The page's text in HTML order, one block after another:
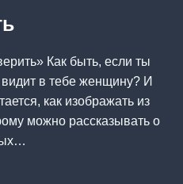
Как быть, если ты
в тебе женщину? И
как изображать из
можно рассказывать о